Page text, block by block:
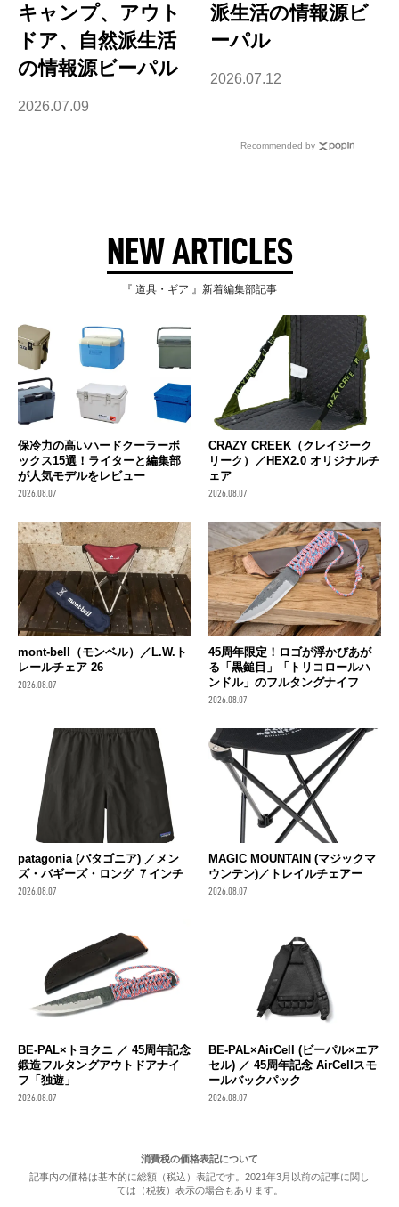
キャンプ、アウト
ドア、自然派生活
の情報源ビーパル
2026.07.09
派生活の情報源ビ
ーパル
2026.07.12
Recommended by
NEW ARTICLES
『 道具・ギア 』新着編集部記事
保冷力の高いハードクーラーボ
ックス15選！ライターと編集部
が人気モデルをレビュー
2026.08.07
CRAZY CREEK（クレイジーク
リーク）／HEX2.0 オリジナルチ
ェア
2026.08.07
mont-bell（モンベル）／L.W.ト
レールチェア 26
2026.08.07
45周年限定！ロゴが浮かびあが
る「黒鎚目」「トリコロールハ
ンドル」のフルタングナイフ
2026.08.07
patagonia (パタゴニア) ／メン
ズ・バギーズ・ロング ７インチ
2026.08.07
MAGIC MOUNTAIN (マジックマ
ウンテン)／トレイルチェアー
2026.08.07
BE-PAL×トヨクニ ／ 45周年記念
鍛造フルタングアウトドアナイ
フ「独遊」
2026.08.07
BE-PAL×AirCell (ビーパル×エア
セル) ／ 45周年記念 AirCellスモ
ールバックパック
2026.08.07
消費税の価格表記について
記事内の価格は基本的に総額（税込）表記です。2021年3月以前の記事に関し
ては（税抜）表示の場合もあります。